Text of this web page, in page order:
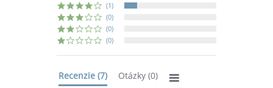
(1)
(0)
(0)
(0)
Recenzie (7) Otázky (0)